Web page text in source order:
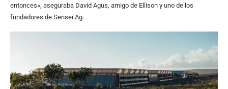
entonces», aseguraba David Agus, amigo de Ellison y uno de los
fundadores de Sensei Ag.